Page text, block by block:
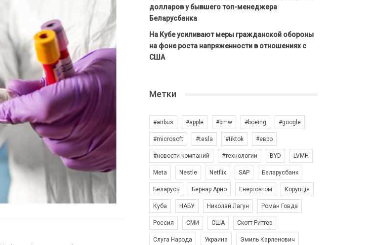
долларов у бывшего топ-менеджера
Беларусбанка
На Кубе усиливают меры гражданской обороны
на фоне роста напряженности в отношениях с
США
Метки
#airbus #apple #bmw #boeing #google
#microsoft #tesla #tiktok #евро
#новости компаний #технологии BYD LVMH
Meta Nestle Netflix SAP Беларусбанк
Беларусь Бернар Арно Енергоатом Корупція
Куба НАБУ Николай Лагун Роман Говда
Россия СМИ США Скотт Риттер
Слуга Народа Украина Эмиль Карленович